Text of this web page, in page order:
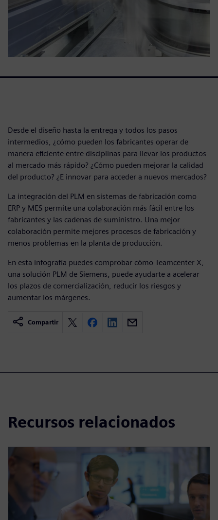
Desde el diseño hasta la entrega y todos los pasos
intermedios, ¿cómo pueden los fabricantes operar de
manera eficiente entre disciplinas para llevar los productos
al mercado más rápido? ¿Cómo pueden mejorar la calidad
del producto? ¿E innovar para acceder a nuevos mercados?
La integración del PLM en sistemas de fabricación como
ERP y MES permite una colaboración más fácil entre los
fabricantes y las cadenas de suministro. Una mejor
colaboración permite mejores procesos de fabricación y
menos problemas en la planta de producción.
En esta infografía puedes comprobar cómo Teamcenter X,
una solución PLM de Siemens, puede ayudarte a acelerar
los plazos de comercialización, reducir los riesgos y
aumentar los márgenes.
Compartir
Recursos relacionados